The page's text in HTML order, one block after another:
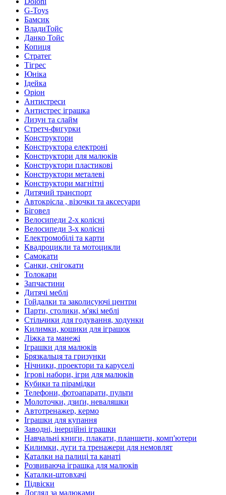
G-Toys
Бамсик
ВладиТойс
Данко Тойс
Копиця
Стратег
Тігрес
Юніка
Ідейка
Оріон
Антистреси
Антистрес іграшка
Лизун та слайм
Стретч-фигурки
Конструктори
Конструктора електроні
Конструктори для малюків
Конструктори пластикові
Конструктори металеві
Конструктори магнітні
Дитячий транспорт
Автокрісла , візочки та аксесуари
Біговел
Велосипеди 2-х колісні
Велосипеди 3-х колісні
Електромобілі та карти
Квадроцикли та мотоцикли
Самокати
Санки, снігокати
Толокари
Запчастини
Дитячі меблі
Гойдалки та заколисуючі центри
Парти, столики, м'які меблі
Стільчики для годування, ходунки
Килимки, кошики для іграшок
Ліжка та манежі
Іграшки для малюків
Брязкальця та гризунки
Нічники, проектори та каруселі
Ігрові набори, ігри для малюків
Кубики та пірамідки
Телефони, фотоапарати, пульти
Молоточки, дзиґи, неваляшки
Автотренажер, кермо
Іграшки для купання
Заводні, інерційні іграшки
Навчальні книги, плакати, планшети, комп'ютери
Килимки, дуги та тренажери для немовлят
Каталки на палиці та канаті
Розвиваюча іграшка для малюків
Каталки-штовхачі
Підвіски
Догляд за малюками